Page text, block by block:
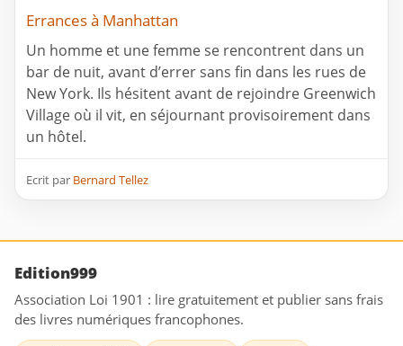
Errances à Manhattan
Un homme et une femme se rencontrent dans un
bar de nuit, avant d’errer sans fin dans les rues de
New York. Ils hésitent avant de rejoindre Greenwich
Village où il vit, en séjournant provisoirement dans
un hôtel.
Ecrit par Bernard Tellez
Edition999
Association Loi 1901 : lire gratuitement et publier sans frais
des livres numériques francophones.